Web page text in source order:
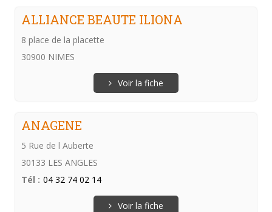
ALLIANCE BEAUTE ILIONA
8 place de la placette
30900 NIMES
Voir la fiche
ANAGENE
5 Rue de l Auberte
30133 LES ANGLES
Tél : 04 32 74 02 14
Voir la fiche